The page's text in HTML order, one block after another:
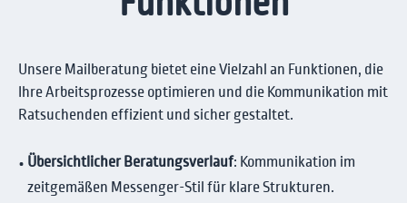
Unsere Mailberatung bietet eine Vielzahl an Funktionen, die
Ihre Arbeitsprozesse optimieren und die Kommunikation mit
Ratsuchenden effizient und sicher gestaltet.
Übersichtlicher Beratungsverlauf: Kommunikation im
zeitgemäßen Messenger-Stil für klare Strukturen.